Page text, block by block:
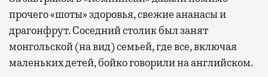
прочего «шоты» здоровья, свежие ананасы и
драгонфрут. Соседний столик был занят
монгольской (на вид) семьей, где все, включая
маленьких детей, бойко говорили на английском.